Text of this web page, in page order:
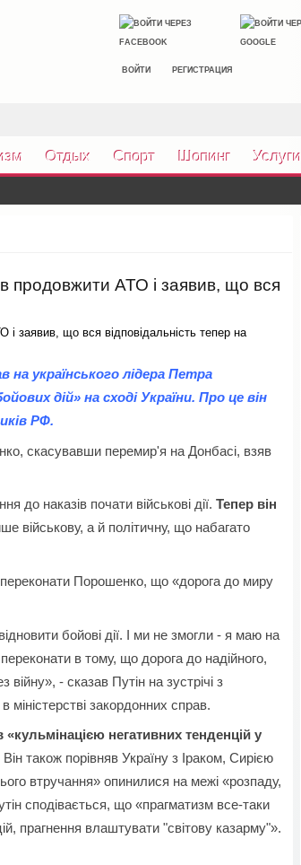
ВОЙТИ РЕГИСТРАЦИЯ
Отдых Спорт Шопинг Услуги
продовжити АТО і заявив, що вся
українського лідера Петра
дій» на сході України. Про це він
РФ.
скасувавши перемир'я на Донбасі, взяв
до наказів почати військові дії. Тепер він
військову, а й політичну, що набагато
Порошенко, що «дорога до миру
бойові дії. І ми не змогли - я маю на
в тому, що дорога до надійного,
- сказав Путін на зустрічі з
міністерстві закордонних справ.
негативних тенденцій у
Він також порівняв Україну з Іраком, Сирією
втручання» опинилися на межі «розпаду,
сподівається, що «прагматизм все-таки
прагнення влаштувати "світову казарму"».